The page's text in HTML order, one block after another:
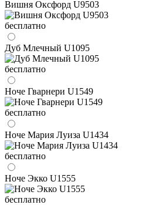
Вишня Оксфорд U9503
бесплатно
Дуб Млечный U1095
бесплатно
Ноче Гварнери U1549
бесплатно
Ноче Мария Луиза U1434
бесплатно
Ноче Экко U1555
бесплатно